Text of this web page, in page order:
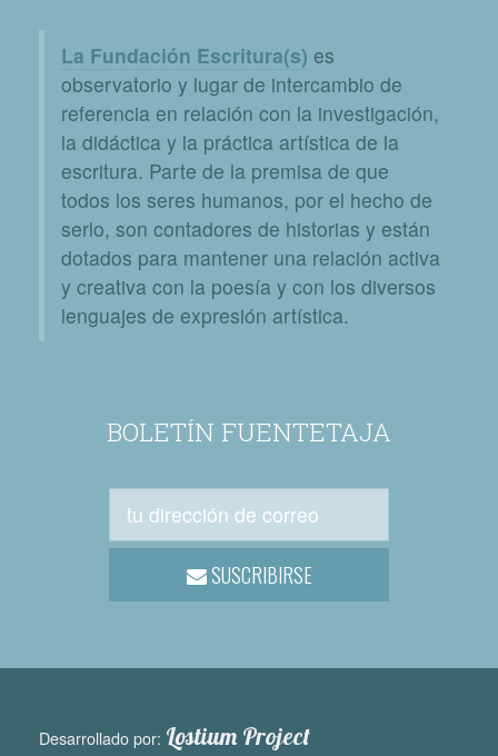
La Fundación Escritura(s) es
observatorio y lugar de intercambio de
referencia en relación con la investigación,
la didáctica y la práctica artística de la
escritura. Parte de la premisa de que
todos los seres humanos, por el hecho de
serlo, son contadores de historias y están
dotados para mantener una relación activa
y creativa con la poesía y con los diversos
lenguajes de expresión artística.
BOLETÍN FUENTETAJA
SUSCRIBIRSE
Desarrollado por: Lostium Project